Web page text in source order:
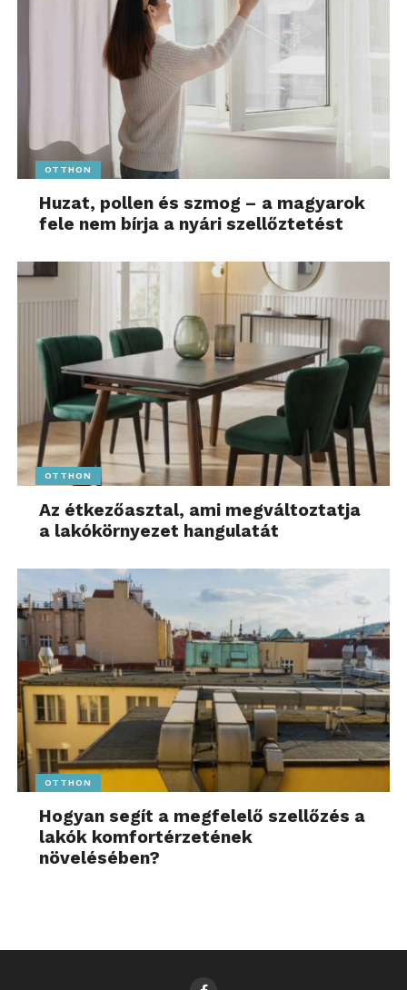
OTTHON
Huzat, pollen és szmog – a magyarok
fele nem bírja a nyári szellőztetést
OTTHON
Az étkezőasztal, ami megváltoztatja
a lakókörnyezet hangulatát
OTTHON
Hogyan segít a megfelelő szellőzés a
lakók komfortérzetének
növelésében?